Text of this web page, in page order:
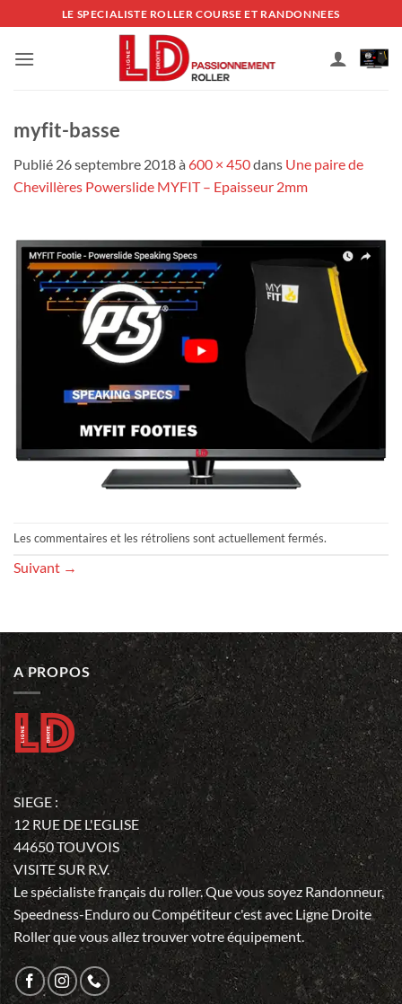
au
contenu
LE SPECIALISTE ROLLER COURSE ET RANDONNEES
myfit-basse
Publié 26 septembre 2018à 600 × 450dans Une paire de
Chevillères Powerslide MYFIT – Epaisseur 2mm
Les commentaires et les rétroliens sont actuellement fermés.
Suivant →
A PROPOS
SIEGE :
12 RUE DE L'EGLISE
44650 TOUVOIS
VISITE SUR R.V.
Le spécialiste français du roller. Que vous soyez Randonneur,
Speedness-Enduro ou Compétiteur c'est avec Ligne Droite
Roller que vous allez trouver votre équipement.